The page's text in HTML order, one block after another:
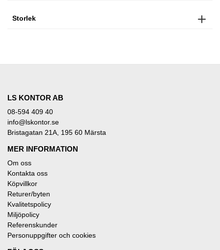
Storlek
LS KONTOR AB
08-594 409 40
info@lskontor.se
Bristagatan 21A, 195 60 Märsta
MER INFORMATION
Om oss
Kontakta oss
Köpvillkor
Returer/byten
Kvalitetspolicy
Miljöpolicy
Referenskunder
Personuppgifter och cookies